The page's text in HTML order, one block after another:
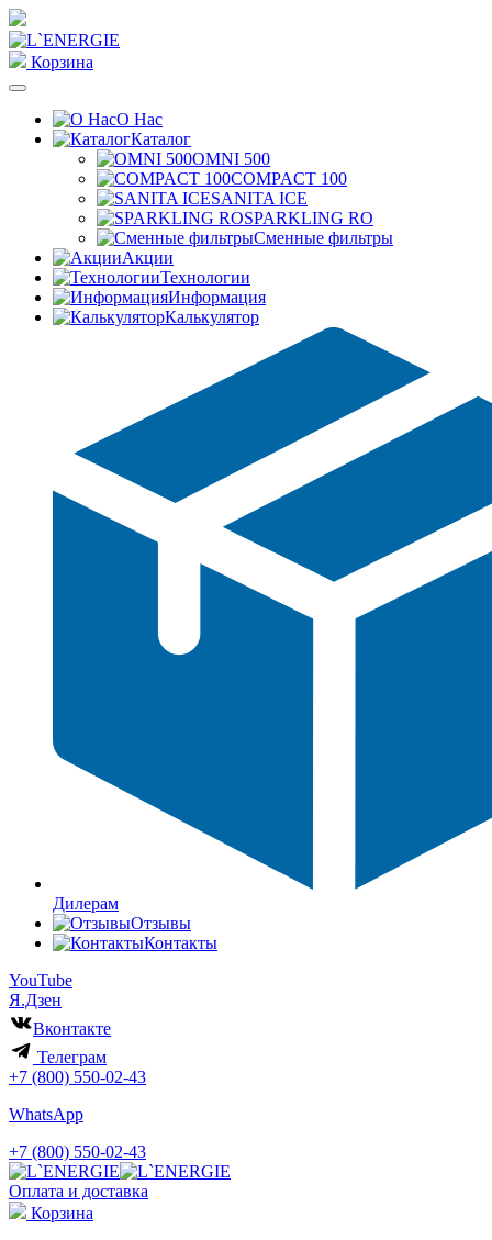
Корзина
О Нас
Каталог
OMNI 500
COMPACT 100
SANITA ICE
SPARKLING RO
Сменные фильтры
Акции
Технологии
Информация
Калькулятор
Дилерам
Отзывы
Контакты
YouTube
Я.Дзен
Вконтакте
Телеграм
+7 (800) 550-02-43
WhatsApp
+7 (800) 550-02-43
Оплата и доставка
Корзина